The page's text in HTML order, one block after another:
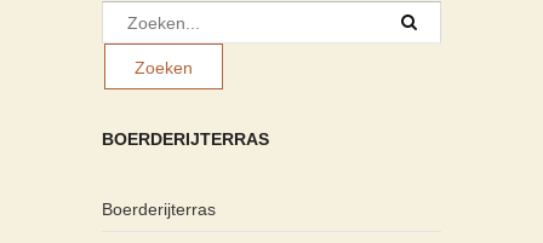
BOERDERIJTERRAS
Boerderijterras